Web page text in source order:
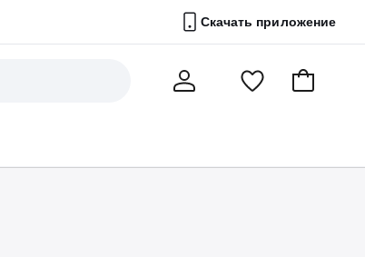
Скачать приложение
ПерейтиВ